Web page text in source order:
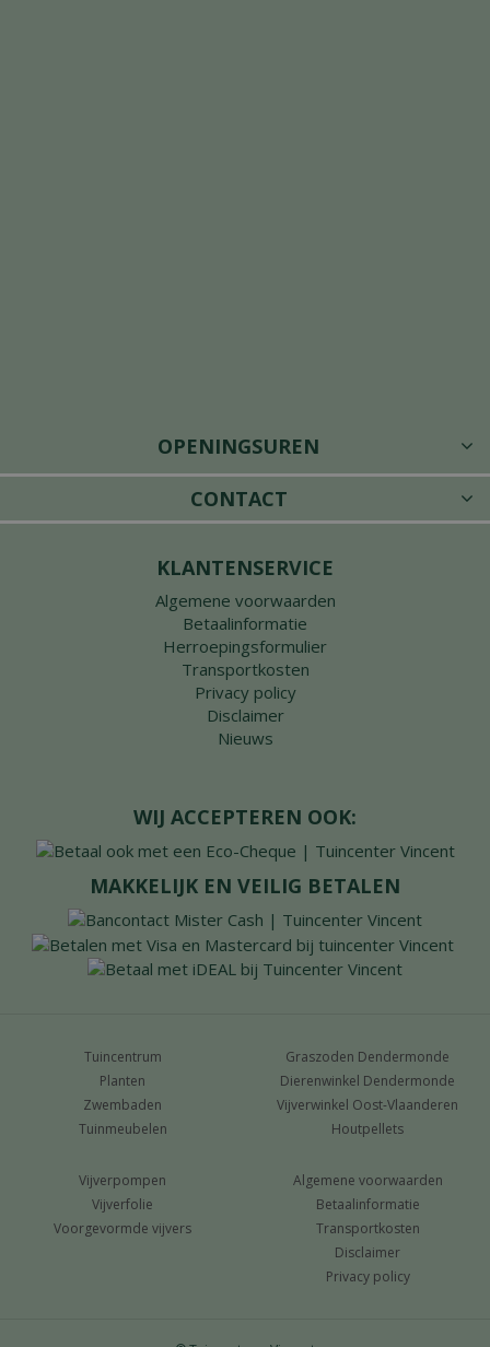
OPENINGSUREN
CONTACT
KLANTENSERVICE
Algemene voorwaarden
Betaalinformatie
Herroepingsformulier
Transportkosten
Privacy policy
Disclaimer
Nieuws
WIJ ACCEPTEREN OOK:
MAKKELIJK EN VEILIG BETALEN
Tuincentrum
Planten
Zwembaden
Tuinmeubelen
Graszoden Dendermonde
Dierenwinkel Dendermonde
Vijverwinkel Oost-Vlaanderen
Houtpellets
Vijverpompen
Vijverfolie
Voorgevormde vijvers
Algemene voorwaarden
Betaalinformatie
Transportkosten
Disclaimer
Privacy policy